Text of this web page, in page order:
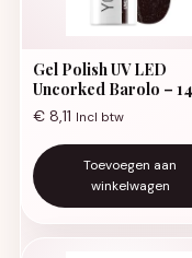
Gel Polish UV LED
Uncorked Barolo –
€ 8,11 Incl btw
Toevoegen aan
winkelwagen